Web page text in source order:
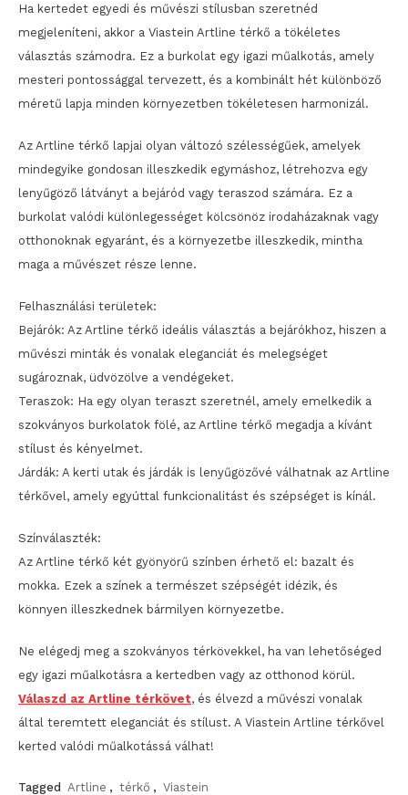
Ha kertedet egyedi és művészi stílusban szeretnéd
megjeleníteni, akkor a Viastein Artline térkő a tökéletes
választás számodra. Ez a burkolat egy igazi műalkotás, amely
mesteri pontossággal tervezett, és a kombinált hét különböző
méretű lapja minden környezetben tökéletesen harmonizál.
Az Artline térkő lapjai olyan változó szélességűek, amelyek
mindegyike gondosan illeszkedik egymáshoz, létrehozva egy
lenyűgöző látványt a bejáród vagy teraszod számára. Ez a
burkolat valódi különlegességet kölcsönöz irodaházaknak vagy
otthonoknak egyaránt, és a környezetbe illeszkedik, mintha
maga a művészet része lenne.
Felhasználási területek:
Bejárók: Az Artline térkő ideális választás a bejárókhoz, hiszen a
művészi minták és vonalak eleganciát és melegséget
sugároznak, üdvözölve a vendégeket.
Teraszok: Ha egy olyan teraszt szeretnél, amely emelkedik a
szokványos burkolatok fölé, az Artline térkő megadja a kívánt
stílust és kényelmet.
Járdák: A kerti utak és járdák is lenyűgözővé válhatnak az Artline
térkővel, amely egyúttal funkcionalitást és szépséget is kínál.
Színválaszték:
Az Artline térkő két gyönyörű színben érhető el: bazalt és
mokka. Ezek a színek a természet szépségét idézik, és
könnyen illeszkednek bármilyen környezetbe.
Ne elégedj meg a szokványos térkövekkel, ha van lehetőséged
egy igazi műalkotásra a kertedben vagy az otthonod körül.
Válaszd az Artline térkövet, és élvezd a művészi vonalak
által teremtett eleganciát és stílust. A Viastein Artline térkővel
kerted valódi műalkotássá válhat!
Tagged Artline , térkő , Viastein